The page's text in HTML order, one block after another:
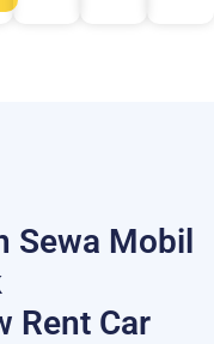
Sewa Mobil
Rent Car